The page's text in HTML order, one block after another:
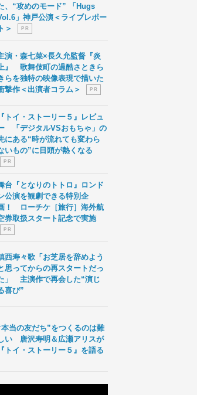
、“攻めのモード” 「Hugs
」神戸公演＜ライブレポー
ト＞
P R
演・森七菜×長久允監督『炎
』 歌舞伎町の過酷さときら
らを独特の映像表現で描いた
撃作＜出演者コラム＞
P R
『トイ・ストーリー５』レビュ
「デジタルVSおもちゃ」の
にある“時が流れても変わら
いもの”に目頭が熱くなる
P R
台『となりのトトロ』ロンド
公演を観劇できる特別企
！ ローチケ［旅行］海外航
券取扱スタート記念で実施
P R
西寿々歌「お芝居を辞めよう
思ってからの再スタートだっ
」 主演作で再会した“演じ
喜び”
本当の友だち”をつくるのは難
い 唐沢寿明＆広瀬アリスが
『トイ・ストーリー５』を語る